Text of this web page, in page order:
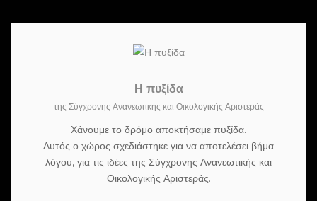
Η πυξίδα
της Σύγχρονης Ανανεωτικής και Οικολογικής Αριστεράς
Χάνουμε το δρόμο αποκτήσαμε πυξίδα.
Αυτός ο χώρος σχεδιάστηκε για να αποτελέσει βήμα
λόγου, για τις ιδέες της Σύγχρονης Ανανεωτικής και
Οικολογικής Αριστεράς.